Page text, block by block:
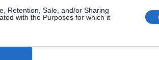
Retention, Sale, and/or Sharing
with the Purposes for which it
kas skaidro
laika Vācijas